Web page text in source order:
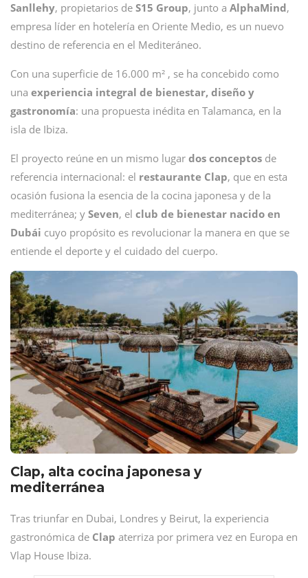
Sanllehy, propietarios de S15 Group, junto a AlphaMind,
empresa líder en hotelería en Oriente Medio, es un nuevo
destino de referencia en el Mediteráneo.
Con una superficie de 16.000 m² , se ha concebido como
una experiencia integral de bienestar, diseño y
gastronomía: una propuesta inédita en Talamanca, en la
isla de Ibiza.
El proyecto reúne en un mismo lugar dos conceptos de
referencia internacional: el restaurante Clap, que en esta
ocasión fusiona la esencia de la cocina japonesa y de la
mediterránea; y Seven, el club de bienestar nacido en
Dubái cuyo propósito es revolucionar la manera en que se
entiende el deporte y el cuidado del cuerpo.
Clap, alta cocina japonesa y
mediterránea
Tras triunfar en Dubai, Londres y Beirut, la experiencia
gastronómica de Clap aterriza por primera vez en Europa en
Vlap House Ibiza.